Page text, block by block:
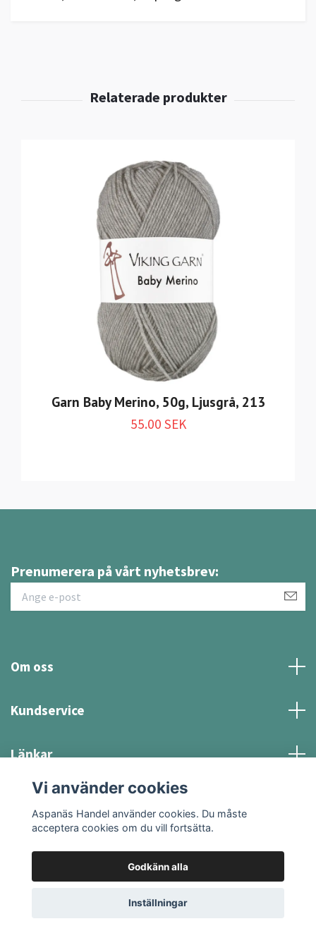
Garn Baby Merino, 50g, Ljusgrå, 213
55.00 SEK
Prenumerera på vårt nyhetsbrev:
Om oss
Kundservice
Länkar
Sociala medier
© 2026 Aspanäs Handel
Vi använder cookies
Aspanäs Handel använder cookies. Du måste
acceptera cookies om du vill fortsätta.
Godkänn alla
Inställningar